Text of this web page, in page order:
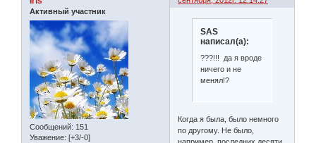
Активный участник
Сообщений: 151
Уважение: [+3/-0]
SAS
написал(а):
???!!! да я вроде
ничего и не
менял!?
Когда я была, было немного
по другому. Не было,